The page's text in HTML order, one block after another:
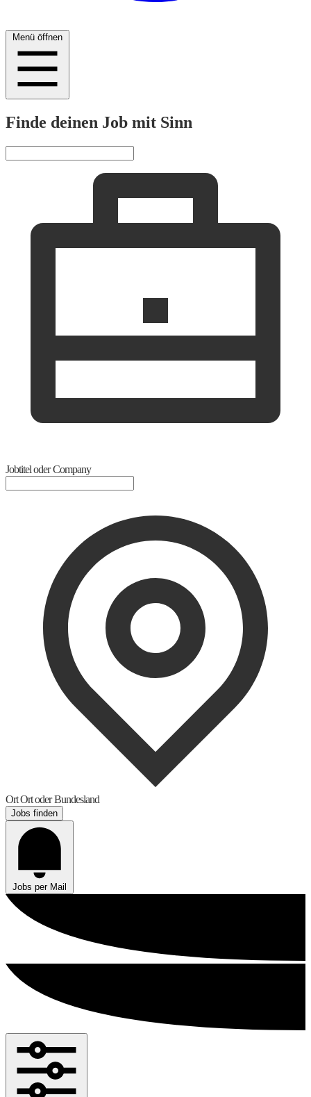
Menü öffnen
Finde deinen Job mit Sinn
Jobtitel oder Company
OrtOrt oder Bundesland
Jobs finden
Jobs per Mail